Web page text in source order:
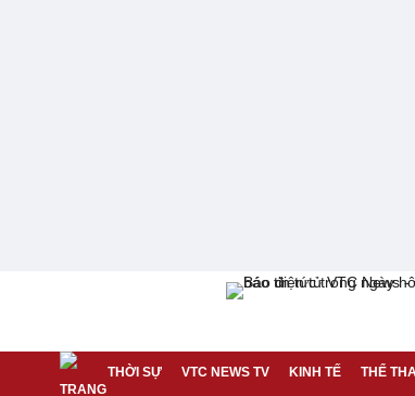
THỜI SỰ VTC NEWS TV KINH TẾ THỂ